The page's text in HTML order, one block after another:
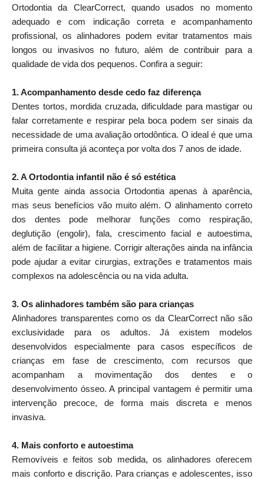
Ortodontia da ClearCorrect, quando usados no momento
adequado e com indicação correta e acompanhamento
profissional, os alinhadores podem evitar tratamentos mais
longos ou invasivos no futuro, além de contribuir para a
qualidade de vida dos pequenos. Confira a seguir:
1. Acompanhamento desde cedo faz diferença
Dentes tortos, mordida cruzada, dificuldade para mastigar ou
falar corretamente e respirar pela boca podem ser sinais da
necessidade de uma avaliação ortodôntica. O ideal é que uma
primeira consulta já aconteça por volta dos 7 anos de idade.
2. A Ortodontia infantil não é só estética
Muita gente ainda associa Ortodontia apenas à aparência,
mas seus benefícios vão muito além. O alinhamento correto
dos dentes pode melhorar funções como respiração,
deglutição (engolir), fala, crescimento facial e autoestima,
além de facilitar a higiene. Corrigir alterações ainda na infância
pode ajudar a evitar cirurgias, extrações e tratamentos mais
complexos na adolescência ou na vida adulta.
3. Os alinhadores também são para crianças
Alinhadores transparentes como os da ClearCorrect não são
exclusividade para os adultos. Já existem modelos
desenvolvidos especialmente para casos específicos de
crianças em fase de crescimento, com recursos que
acompanham a movimentação dos dentes e o
desenvolvimento ósseo. A principal vantagem é permitir uma
intervenção precoce, de forma mais discreta e menos
invasiva.
4. Mais conforto e autoestima
Removíveis e feitos sob medida, os alinhadores oferecem
mais conforto e discrição. Para crianças e adolescentes, isso